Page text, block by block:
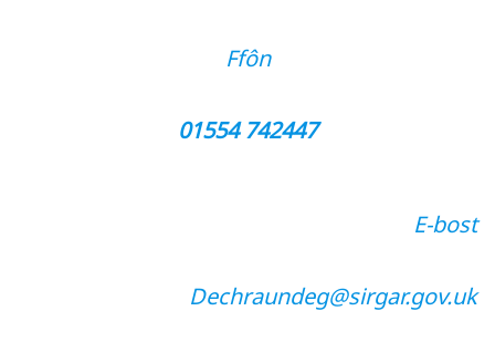
Ffôn
01554 742447
E-bost
Dechraundeg@sirgar.gov.uk